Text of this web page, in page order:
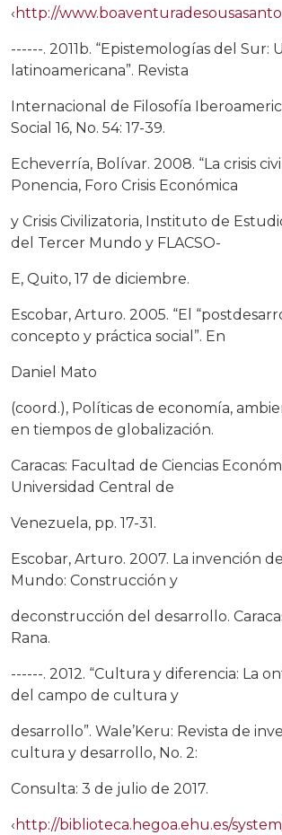
‹ http://www.boaventuradesousasantos.pt/media/
------. 2011b. “Epistemologías del Sur:
latinoamericana”. Revista
Internacional de Filosofía
Social 16, No. 54: 17-39.
Echeverría, Bolívar. 2008. “La crisis
Ponencia, Foro Crisis Económica
y Crisis Civilizatoria, Instituto de
del Tercer Mundo y FLACSO-
E, Quito, 17 de diciembre.
Escobar, Arturo. 2005. “El
concepto y práctica social”. En
Daniel Mato
(coord.), Políticas de economía,
en tiempos de globalización.
Caracas: Facultad de Ciencias
Universidad Central de
Venezuela, pp. 17-31.
Escobar, Arturo. 2007. La invención
Mundo: Construcción y
deconstrucción del desarrollo.
Rana.
------. 2012. “Cultura y diferencia: La
del campo de cultura y
desarrollo”. Wale’Keru: Revista de
cultura y desarrollo, No. 2:
Consulta: 3 de julio de 2017.
‹ http://biblioteca.hegoa.ehu.es/system/ebooks/19420/